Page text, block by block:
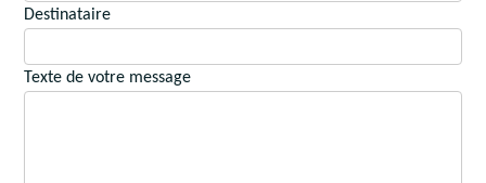
Destinataire
Texte de votre message